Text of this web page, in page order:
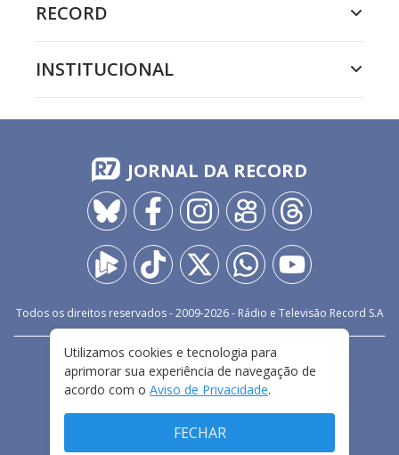
RECORD
INSTITUCIONAL
JORNAL DA RECORD
Todos os direitos reservados - 2009-2026- Rádio e Televisão Record S.A
FALE CONOSCO
PRIVACIDADE
TERMOS E CONDIÇÕES DE USO
Utilizamos cookies e tecnologia para
aprimorar sua experiência de navegação de
acordo com o Aviso de Privacidade.
FECHAR